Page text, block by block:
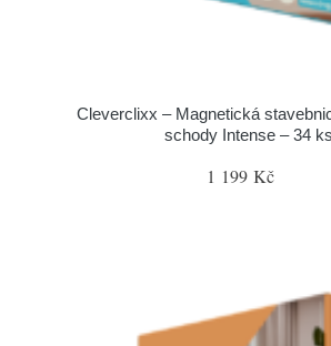
Cleverclixx – Magnetická
schody Intense – 34 ks
1 199 Kč